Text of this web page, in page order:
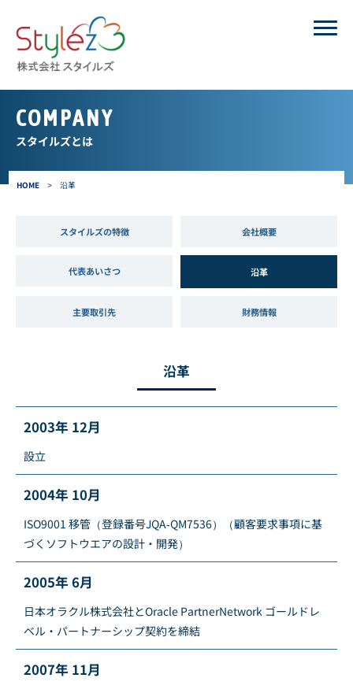
HOME > 沿革
COMPANY
スタイルズとは
スタイルズの特徴 会社概要
代表あいさつ 沿革
主要取引先 財務情報
沿革
2003年 12月
設立
2004年 10月
ISO9001 移管（登録番号JQA-QM7536）（顧客要求事項に基
づくソフトウエアの設計・開発）
2005年 6月
日本オラクル株式会社とOracle PartnerNetwork ゴールドレ
ベル・パートナーシップ契約を締結
2007年 11月